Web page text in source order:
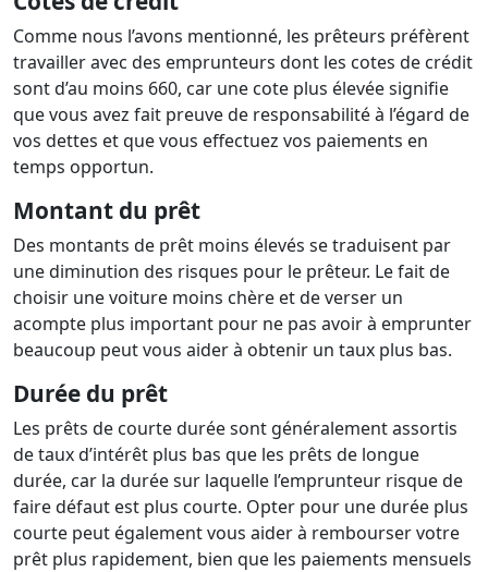
Comme nous l’avons mentionné, les prêteurs préfèrent
travailler avec des emprunteurs dont les cotes de crédit
sont d’au moins 660, car une cote plus élevée signifie
que vous avez fait preuve de responsabilité à l’égard de
vos dettes et que vous effectuez vos paiements en
temps opportun.
Montant du prêt
Des montants de prêt moins élevés se traduisent par
une diminution des risques pour le prêteur. Le fait de
choisir une voiture moins chère et de verser un
acompte plus important pour ne pas avoir à emprunter
beaucoup peut vous aider à obtenir un taux plus bas.
Durée du prêt
Les prêts de courte durée sont généralement assortis
de taux d’intérêt plus bas que les prêts de longue
durée, car la durée sur laquelle l’emprunteur risque de
faire défaut est plus courte. Opter pour une durée plus
courte peut également vous aider à rembourser votre
prêt plus rapidement, bien que les paiements mensuels